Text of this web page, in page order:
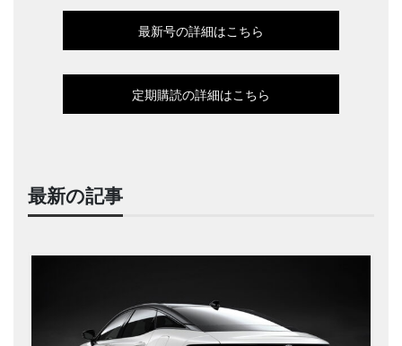
最新号の詳細はこちら
定期購読の詳細はこちら
最新の記事